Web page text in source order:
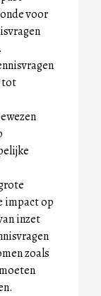
voor
tot
impact op
inzet
zoals